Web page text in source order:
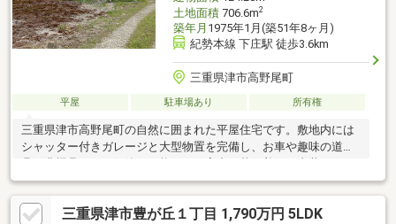
土地面積706.6m2
築年月 1975年1月(築51年8ヶ月)
紀勢本線 下庄駅 徒歩3.6km
三重県津市高野尾町
平屋 駐車場あり 所有権
三重県津市高野尾町の自然に囲まれた平屋住宅です。敷地内には
シャッター付きガレージと大型物置を完備し、お車や趣味の道
屋ならではの段差の少ない生活
三重県津市豊が丘１丁目 1,790万円 5LDK